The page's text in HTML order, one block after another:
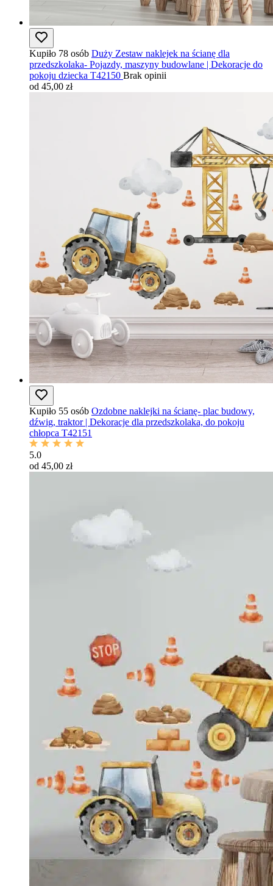
Kupiło 78 osób Duży Zestaw naklejek na ścianę dla
przedszkolaka- Pojazdy, maszyny budowlane | Dekoracje do
pokoju dziecka T42150 Brak opinii
od 45,00 zł
Kupiło 55 osób Ozdobne naklejki na ścianę- plac budowy,
dźwig, traktor | Dekoracje dla przedszkolaka, do pokoju
chłopca T42151
5.0
od 45,00 zł